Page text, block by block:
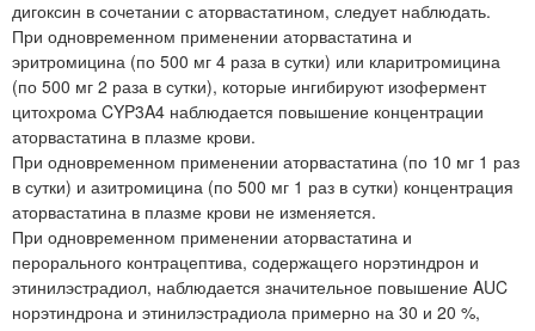
дигоксин в сочетании с аторвастатином, следует наблюдать.
При одновременном применении аторвастатина и
эритромицина (по 500 мг 4 раза в сутки) или кларитромицина
(по 500 мг 2 раза в сутки), которые ингибируют изофермент
цитохрома CYP3A4 наблюдается повышение концентрации
аторвастатина в плазме крови.
При одновременном применении аторвастатина (по 10 мг 1 раз
в сутки) и азитромицина (по 500 мг 1 раз в сутки) концентрация
аторвастатина в плазме крови не изменяется.
При одновременном применении аторвастатина и
перорального контрацептива, содержащего норэтиндрон и
этинилэстрадиол, наблюдается значительное повышение AUC
норэтиндрона и этинилэстрадиола примерно на 30 и 20 %,